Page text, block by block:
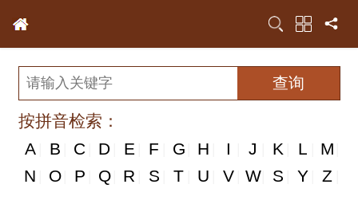
按拼音检索：
A
B C D E F G H I J K L M
N
N O P Q R S T U V W S Y Z